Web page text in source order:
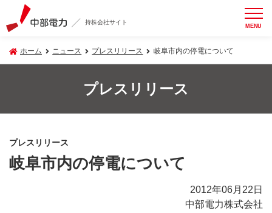
持株会社サイト MENU
ホーム ニュース プレスリリース 岐阜市内の停電について
プレスリリース
プレスリリース
岐阜市内の停電について
2012年06月22日
中部電力株式会社